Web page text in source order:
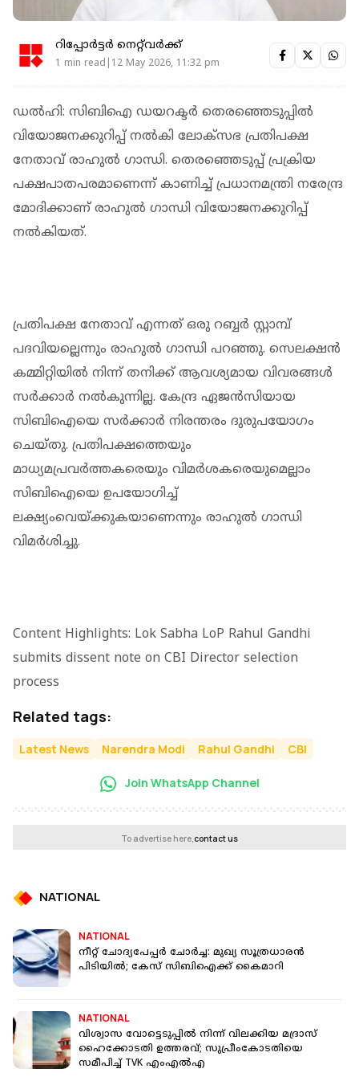
റിപ്പോർട്ടർ നെറ്റ്‌വര്‍ക്ക്‌
1 min read|12 May 2026, 11:32 pm
ഡൽഹി: സിബിഐ ഡയറക്ടർ തെരഞ്ഞെടുപ്പിൽ
വിയോജനക്കുറിപ്പ് നൽകി ലോക്സഭ പ്രതിപക്ഷ
നേതാവ് രാഹുൽ ഗാന്ധി. തെരഞ്ഞെടുപ്പ് പ്രക്രിയ
പക്ഷപാതപരമാണെന്ന് കാണിച്ച് പ്രധാനമന്ത്രി നരേന്ദ്ര
മോദിക്കാണ് രാഹുൽ ഗാന്ധി വിയോജനക്കുറിപ്പ്
നൽകിയത്.
പ്രതിപക്ഷ നേതാവ് എന്നത് ഒരു റബ്ബർ സ്റ്റാമ്പ്
പദവിയല്ലെന്നും രാഹുൽ ​ഗാന്ധി പറഞ്ഞു. സെലക്ഷൻ
കമ്മിറ്റിയിൽ നിന്ന് തനിക്ക് ആവശ്യമായ വിവരങ്ങൾ
സർക്കാർ നൽകുന്നില്ല. കേന്ദ്ര ഏജൻസിയായ
സിബിഐയെ സർക്കാർ നിരന്തരം ദുരുപയോഗം
ചെയ്തു. പ്രതിപക്ഷത്തെയും
മാധ്യമപ്രവർത്തകരെയും വിമർശകരെയുമെല്ലാം
സിബിഐയെ ഉപയോഗിച്ച്
ലക്ഷ്യംവെയ്ക്കുകയാണെന്നും രാഹുൽ ഗാന്ധി
വിമർശിച്ചു.
Content Highlights: Lok Sabha LoP Rahul Gandhi
submits dissent note on CBI Director selection
process
Related tags:
Latest News Narendra Modi Rahul Gandhi CBI
Join WhatsApp Channel
To advertise here,contact us
NATIONAL
NATIONAL
നീറ്റ് ചോദ്യപേപ്പര്‍ ചോര്‍ച്ച: മുഖ്യ സൂത്രധാരൻ
പിടിയിൽ; കേസ് സിബിഐക്ക് കൈമാറി
NATIONAL
വിശ്വാസ വോട്ടെടുപ്പിൽ നിന്ന് വിലക്കിയ മദ്രാസ്
ഹൈക്കോടതി ഉത്തരവ്; സുപ്രീംകോടതിയെ
സമീപിച്ച് TVK എംഎൽഎ